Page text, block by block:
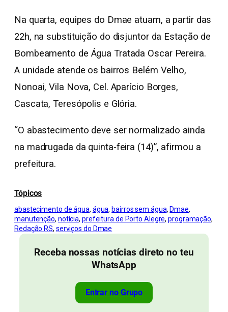
Na quarta, equipes do Dmae atuam, a partir das
22h, na substituição do disjuntor da Estação de
Bombeamento de Água Tratada Oscar Pereira.
A unidade atende os bairros Belém Velho,
Nonoai, Vila Nova, Cel. Aparício Borges,
Cascata, Teresópolis e Glória.
“O abastecimento deve ser normalizado ainda
na madrugada da quinta-feira (14)”, afirmou a
prefeitura.
Tópicos
abastecimento de água, água, bairros sem água, Dmae
manutenção, notícia, prefeitura de Porto Alegre, programação
Redação RS, serviços do Dmae
Receba nossas notícias direto no teu
WhatsApp
Entrar no Grupo